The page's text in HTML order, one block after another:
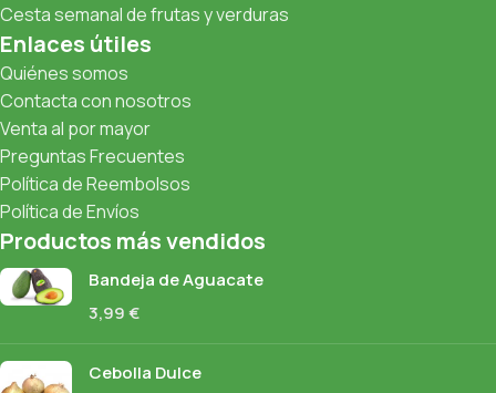
Cesta semanal de frutas y verduras
Enlaces útiles
Quiénes somos
Contacta con nosotros
Venta al por mayor
Preguntas Frecuentes
Política de Reembolsos
Política de Envíos
Productos más vendidos
Bandeja de Aguacate
3,99€
Cebolla Dulce